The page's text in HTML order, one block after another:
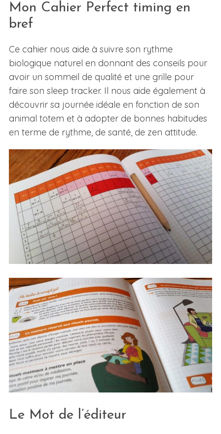
Mon Cahier Perfect timing en
bref
Ce cahier nous aide à suivre son rythme
biologique naturel en donnant des conseils pour
avoir un sommeil de qualité et une grille pour
faire son sleep tracker. Il nous aide également à
découvrir sa journée idéale en fonction de son
animal totem et à adopter de bonnes habitudes
en terme de rythme, de santé, de zen attitude.
Le Mot de l’éditeur